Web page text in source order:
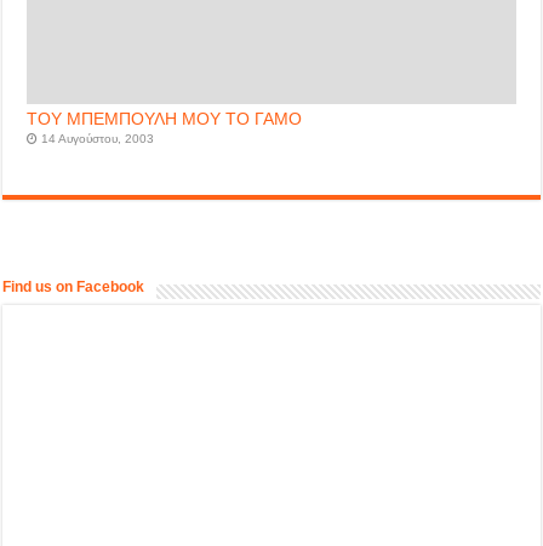
ΤΟΥ ΜΠΕΜΠΟΥΛΗ ΜΟΥ ΤΟ ΓΑΜΟ
14 Αυγούστου, 2003
Find us on Facebook